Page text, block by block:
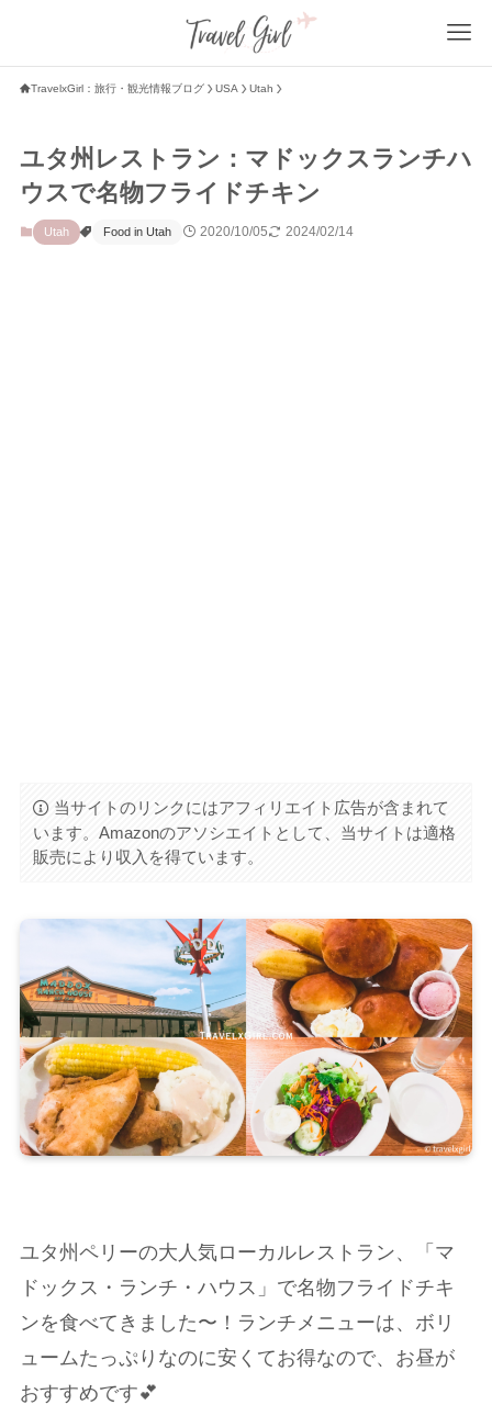
TravelxGirl：旅行・観光情報ブログ USA Utah
ユタ州レストラン：マドックスランチハ
ウスで名物フライドチキン
Utah Food in Utah 2020/10/05 2024/02/14
当サイトのリンクにはアフィリエイト広告が含まれて
います。Amazonのアソシエイトとして、当サイトは適格
販売により収入を得ています。
ユタ州ペリーの大人気ローカルレストラン、「マ
ドックス・ランチ・ハウス」で名物フライドチキ
ンを食べてきました〜！ランチメニューは、ボリ
ュームたっぷりなのに安くてお得なので、お昼が
おすすめです💕